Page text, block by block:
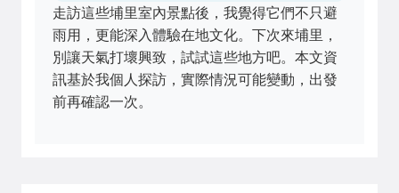
走訪這些埔里室內景點後，我覺得它們不只避
雨用，更能深入體驗在地文化。下次來埔里，
別讓天氣打壞興致，試試這些地方吧。本文資
訊基於我個人探訪，實際情況可能變動，出發
前再確認一次。